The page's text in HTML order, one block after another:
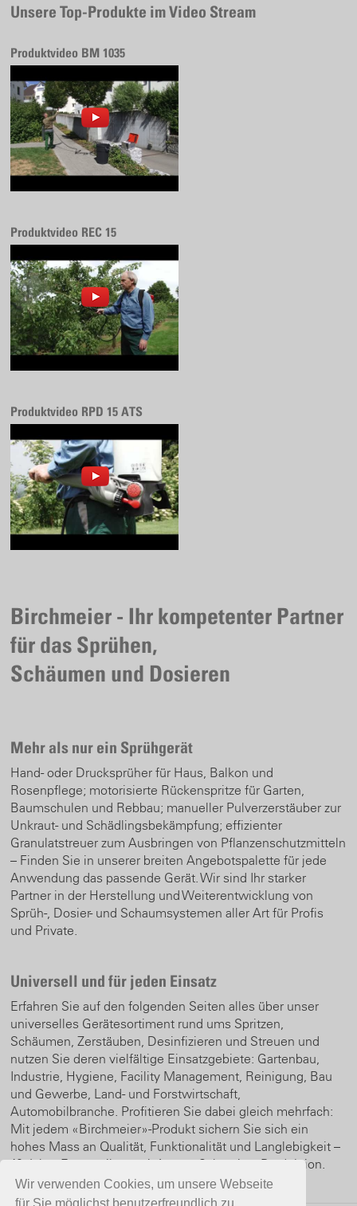
Wir verwenden Cookies, um unsere Webseite
Unsere Top-Produkte im Video Stream
Produktvideo BM 1035
Produktvideo REC 15
Produktvideo RPD 15 ATS
Birchmeier - Ihr kompetenter Partner
für das Sprühen,
Schäumen und Dosieren
Mehr als nur ein Sprühgerät
Hand- oder Drucksprüher für Haus, Balkon und
Rosenpflege; motorisierte Rückenspritze für Garten,
Baumschulen und Rebbau; manueller Pulverzerstäuber zur
Unkraut- und Schädlingsbekämpfung; effizienter
Granulatstreuer zum Ausbringen von Pflanzenschutzmitteln
– Finden Sie in unserer breiten Angebotspalette für jede
Anwendung das passende Gerät. Wir sind Ihr starker
Partner in der Herstellung und Weiterentwicklung von
Sprüh-, Dosier- und Schaumsystemen aller Art für Profis
und Private.
Universell und für jeden Einsatz
Erfahren Sie auf den folgenden Seiten alles über unser
universelles Gerätesortiment rund ums Spritzen,
Schäumen, Zerstäuben, Desinfizieren und Streuen und
nutzen Sie deren vielfältige Einsatzgebiete: Gartenbau,
Industrie, Hygiene, Facility Management, Reinigung, Bau
und Gewerbe, Land- und Forstwirtschaft,
Automobilbranche. Profitieren Sie dabei gleich mehrfach:
Mit jedem «Birchmeier»-Produkt sichern Sie sich ein
hohes Mass an Qualität, Funktionalität und Langlebigkeit –
10 Jahre Ersatzteilgarantie! – aus Schweizer Produktion.